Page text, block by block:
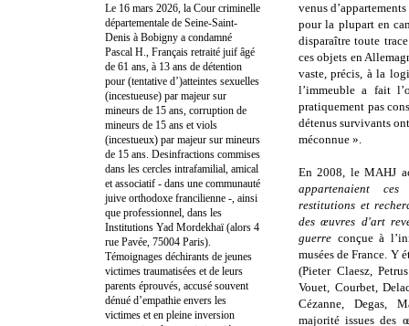
venus
pour la plupart en
disparaître toute
ces objets en
vaste, précis, à la
l’immeuble a fait
pratiquement pas
détenus survivants
méconnue ».
En 2008, le MAHJ
appartenaient
restitutions et
des œuvres d'art
guerre conçue à
musées de France. Y
(Pieter Claesz,
Vouet, Courbet,
Cézanne, Degas,
majorité issues des
Le 16 mars 2026, la Cour criminelle
départementale de Seine-Saint-
Denis à Bobigny a condamné
Pascal H., Français retraité juif âgé
de 61 ans, à 13 ans de détention
pour (tentative d’)atteintes sexuelles
(incestueuse) par majeur sur
mineurs de 15 ans, corruption de
mineurs de 15 ans et viols
(incestueux) par majeur sur mineurs
de 15 ans. Desinfractions commises
dans les cercles intrafamilial, amical
et associatif - dans une communauté
juive orthodoxe francilienne -, ainsi
que professionnel, dans les
Institutions Yad Mordekhaï (alors 4
rue Pavée, 75004 Paris).
Témoignages déchirants de jeunes
victimes traumatisées et de leurs
parents éprouvés, accusé souvent
dénué d’empathie envers les
victimes et en pleine inversion